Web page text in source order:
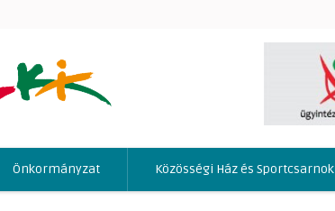
Önkormányzat Közösségi Ház és Sportcsarnok